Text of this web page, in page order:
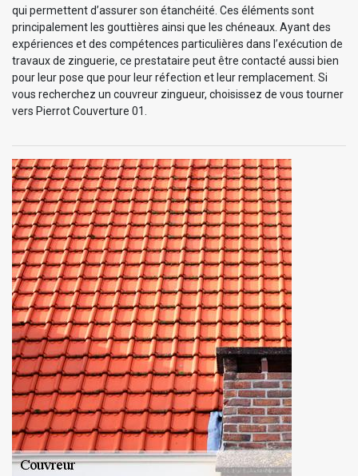
qui permettent d’assurer son étanchéité. Ces éléments sont
principalement les gouttières ainsi que les chéneaux. Ayant des
expériences et des compétences particulières dans l’exécution de
travaux de zinguerie, ce prestataire peut être contacté aussi bien
pour leur pose que pour leur réfection et leur remplacement. Si
vous recherchez un couvreur zingueur, choisissez de vous tourner
vers Pierrot Couverture 01.